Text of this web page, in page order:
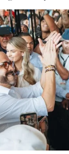
tin khi lựa
cho trẻ?
chăm sóc sức
tiên các địa bàn